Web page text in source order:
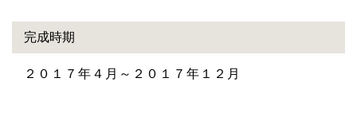
完成時期
２０１７年４月～２０１７年１２月